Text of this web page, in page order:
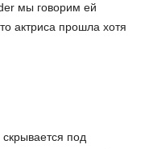
мы говорим ей
актриса прошла хотя
под